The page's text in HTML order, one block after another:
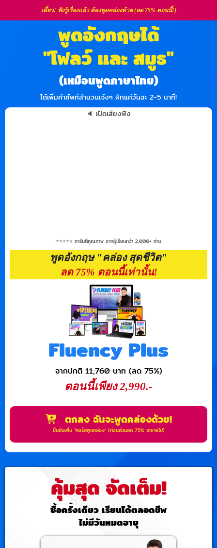
เดี๋ยว! ฟังรู้เรื่องแล้ว ต้องพูดคล่องด้วย (ลด 75% ตอนนี้!)
พูดอังกฤษได้
"โฟลว์ และ สมูธ"
(เหมือนพูดภาษาไทย)
ได้เพิ่มคำศัพท์สำนวนเจ๋งๆ ฝึกแค่วันละ 2-5 นาที!
🔈 เปิดเสียงฟัง
⭐️⭐️⭐️⭐️⭐️ การันตีคุณภาพ จากผู้เรียนกว่า 2,000+ ท่าน
พูดอังกฤษ "คล่อง สุดชีวิต"
ลด 75% ตอนนี้เท่านั้น!
Fluency Plus
จากปกติ11,760 บาท(ลด 75%)
ตอนนี้เพียง 2,990.-
ตกลง ฉันจะพูดคล่องด้วย!
ยืนยันเพิ่ม "คอร์สพูดคล่อง" (ก่อนส่วนลด 75% จะหายไป)
คุ้มสุด จัดเต็ม!
ซื้อครั้งเดียว เรียนได้ตลอดชีพ
ไม่มีวันหมดอายุ